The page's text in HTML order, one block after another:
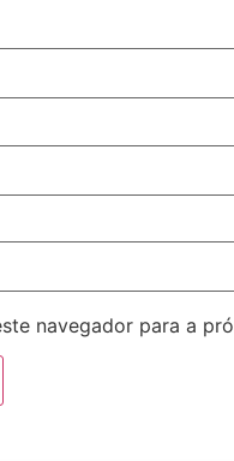
navegador para a